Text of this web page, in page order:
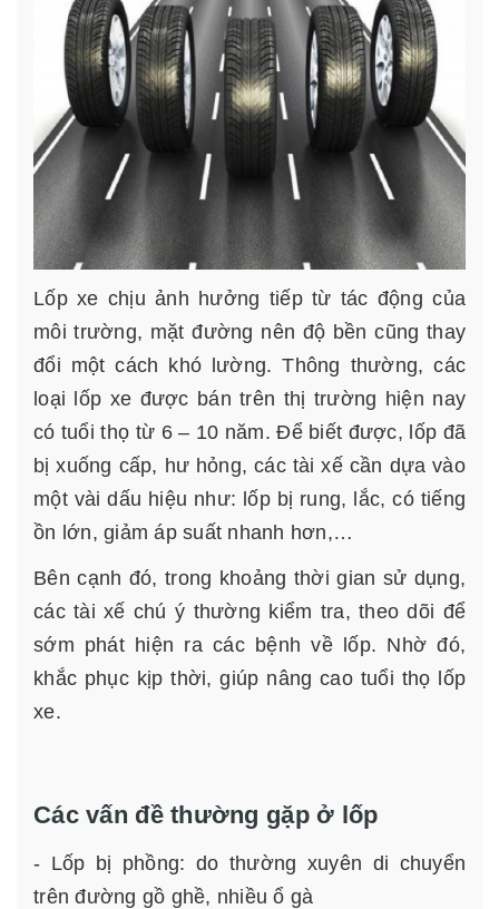
Lốp xe chịu ảnh hưởng tiếp từ tác động của
môi trường, mặt đường nên độ bền cũng thay
đổi một cách khó lường. Thông thường, các
loại lốp xe được bán trên thị trường hiện nay
có tuổi thọ từ 6 – 10 năm. Để biết được, lốp đã
bị xuống cấp, hư hỏng, các tài xế cần dựa vào
một vài dấu hiệu như: lốp bị rung, lắc, có tiếng
ồn lớn, giảm áp suất nhanh hơn,…
Bên cạnh đó, trong khoảng thời gian sử dụng,
các tài xế chú ý thường kiểm tra, theo dõi để
sớm phát hiện ra các bệnh về lốp. Nhờ đó,
khắc phục kịp thời, giúp nâng cao tuổi thọ lốp
xe.
Các vấn đề thường gặp ở lốp
- Lốp bị phồng: do thường xuyên di chuyển
trên đường gồ ghề, nhiều ổ gà